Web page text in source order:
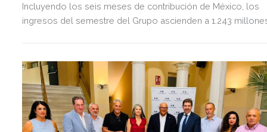
Incluyendo los seis meses de contribución de México, los
ingresos del semestre del Grupo ascienden a 1.243